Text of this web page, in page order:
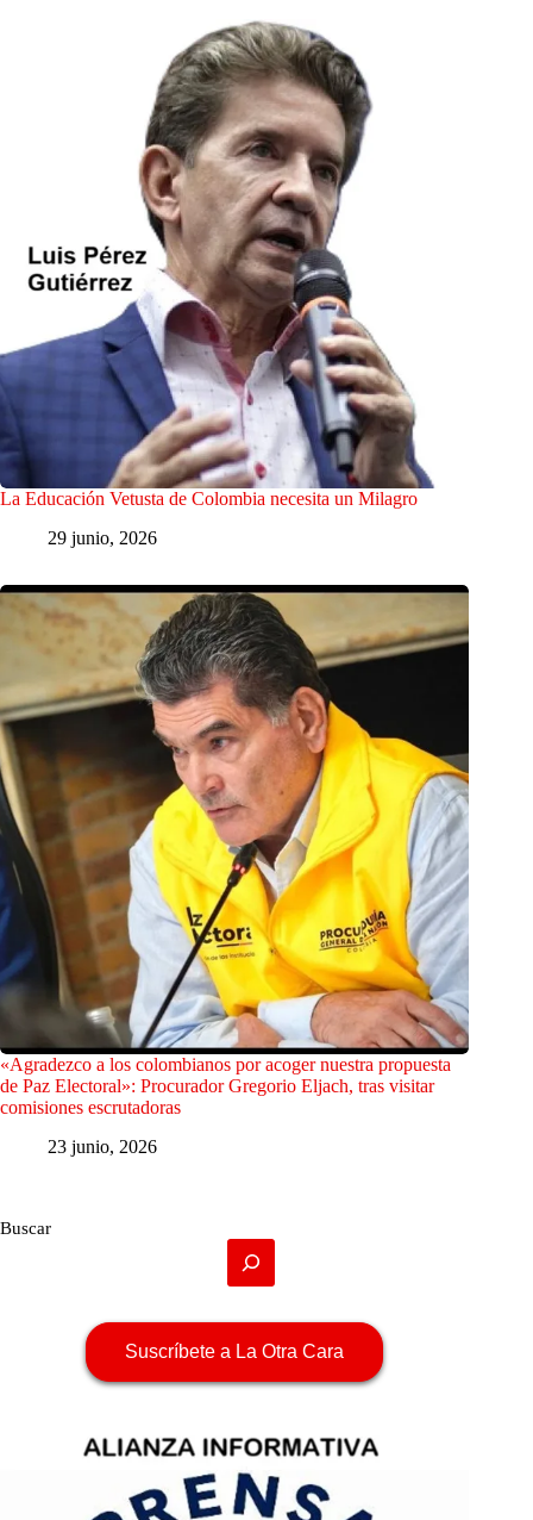
La Educación Vetusta de Colombia necesita un Milagro
29 junio, 2026
«Agradezco a los colombianos por acoger nuestra propuesta
de Paz Electoral»: Procurador Gregorio Eljach, tras visitar
comisiones escrutadoras
23 junio, 2026
Buscar
Suscríbete a La Otra Cara